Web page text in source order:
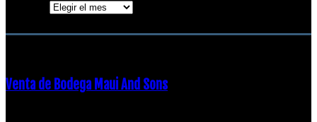
Venta de Bodega Maui And Sons